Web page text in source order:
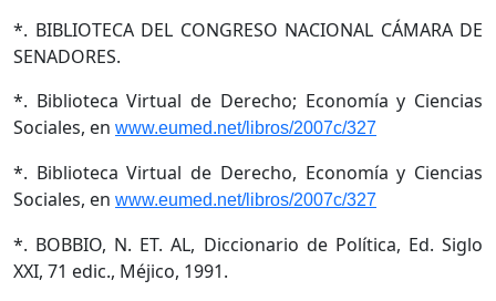
*. BIBLIOTECA DEL CONGRESO NACIONAL CÁMARA DE
SENADORES.
*. Biblioteca Virtual de Derecho; Economía y Ciencias
Sociales, en www.eumed.net/libros/2007c/327
*. Biblioteca Virtual de Derecho, Economía y Ciencias
Sociales, en www.eumed.net/libros/2007c/327
*. BOBBIO, N. ET. AL, Diccionario de Política, Ed. Siglo
XXI, 71 edic., Méjico, 1991.